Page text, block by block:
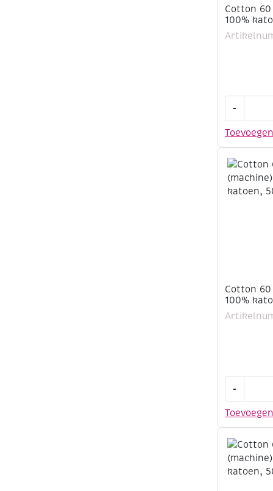
Cotton
100%
Toevoegen
-
katoen,
500
meter,
grijs
Cotton
100%
Toevoegen
-
katoen,
500
meter,
rood